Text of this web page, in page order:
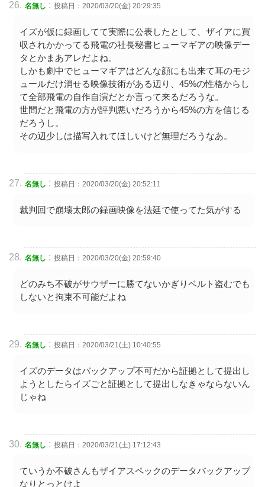
名無し : 投稿日：2020/03/20(金) 20:29:35
イズが仮に録画してて実際に公表したとして、ザイアに買
収されかかってる飛電の社長秘書ヒューマギアの映像デー
タとかまあアレだよね。
しかも劇中でヒューマギアはどんな顔にも出来て耳のモジ
ュールだけ消せる映像技術がある辺り、45%の性格からし
て全部飛電の自作自演だとか言って来るだろうな。
世間だと飛電の方が評判悪いだろうから45%の方を信じる
だろうし。
その辺少しは描写入れてほしいけど無理だろうなあ。
名無し : 投稿日：2020/03/20(金) 20:52:11
裁判回で崩壊太郎の録画映像を法廷で使ってた気がする
名無し : 投稿日：2020/03/20(金) 20:59:40
どのみち不破がサウザーに勝てないかぎりベルト盗むでも
しないと拘束不可能だよね
名無し : 投稿日：2020/03/21(土) 10:40:55
イズのデータはバックアップ不可だから証拠として提出し
ようとしたらイズごと証拠として提出しなきゃならないん
じゃね
名無し : 投稿日：2020/03/21(土) 17:12:43
ていうか不破さんもザイアスペックのデータバックアップ
なりとっとけよ